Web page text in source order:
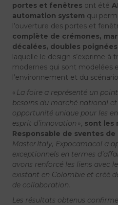
portes et fenêtres ont été
automation system qui
l’ouverture des portes et
complète de crémones,
décalées, doubles
laquelle le design s’exprime à
modernes qui sont modelées
l’environnement et du
« La foire a représenté un
besoins du marché national
opportunité unique pour les
esprit d’innovation », sont les
Responsable de sventes de
Master Italy, Expocamacol a
exceptionnels en termes
avons renforcé les liens avec
existant en Colombie et créé
de collaboration.
Les résultats obtenus